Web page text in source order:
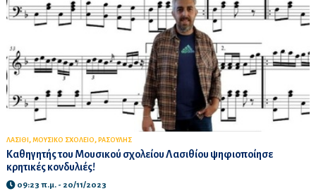
ΛΑΣΙΘΙ , ΜΟΥΣΙΚΟ ΣΧΟΛΕΙΟ, ΡΑΣΟΥΛΗΣ
Καθηγητής του Μουσικού σχολείου Λασιθίου ψηφιοποίησε
κρητικές κονδυλιές!
09:23 π.μ. - 20/11/2023